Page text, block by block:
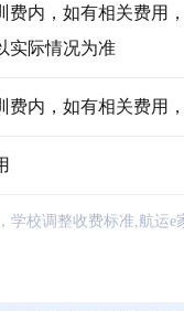
费内，如有相关费用
实际情况为准
费内，如有相关费用
学校调整收费标准,航运